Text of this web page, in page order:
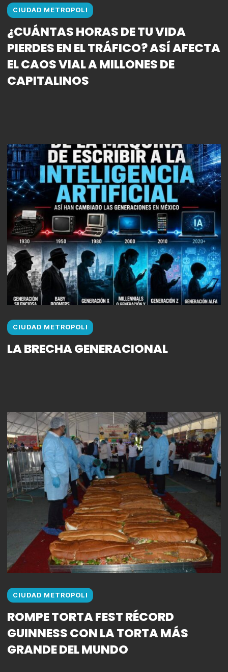
CIUDAD METROPOLI
¿CUÁNTAS HORAS DE TU VIDA
PIERDES EN EL TRÁFICO? ASÍ AFECTA
EL CAOS VIAL A MILLONES DE
CAPITALINOS
CIUDAD METROPOLI
LA BRECHA GENERACIONAL
CIUDAD METROPOLI
ROMPE TORTA FEST RÉCORD
GUINNESS CON LA TORTA MÁS
GRANDE DEL MUNDO